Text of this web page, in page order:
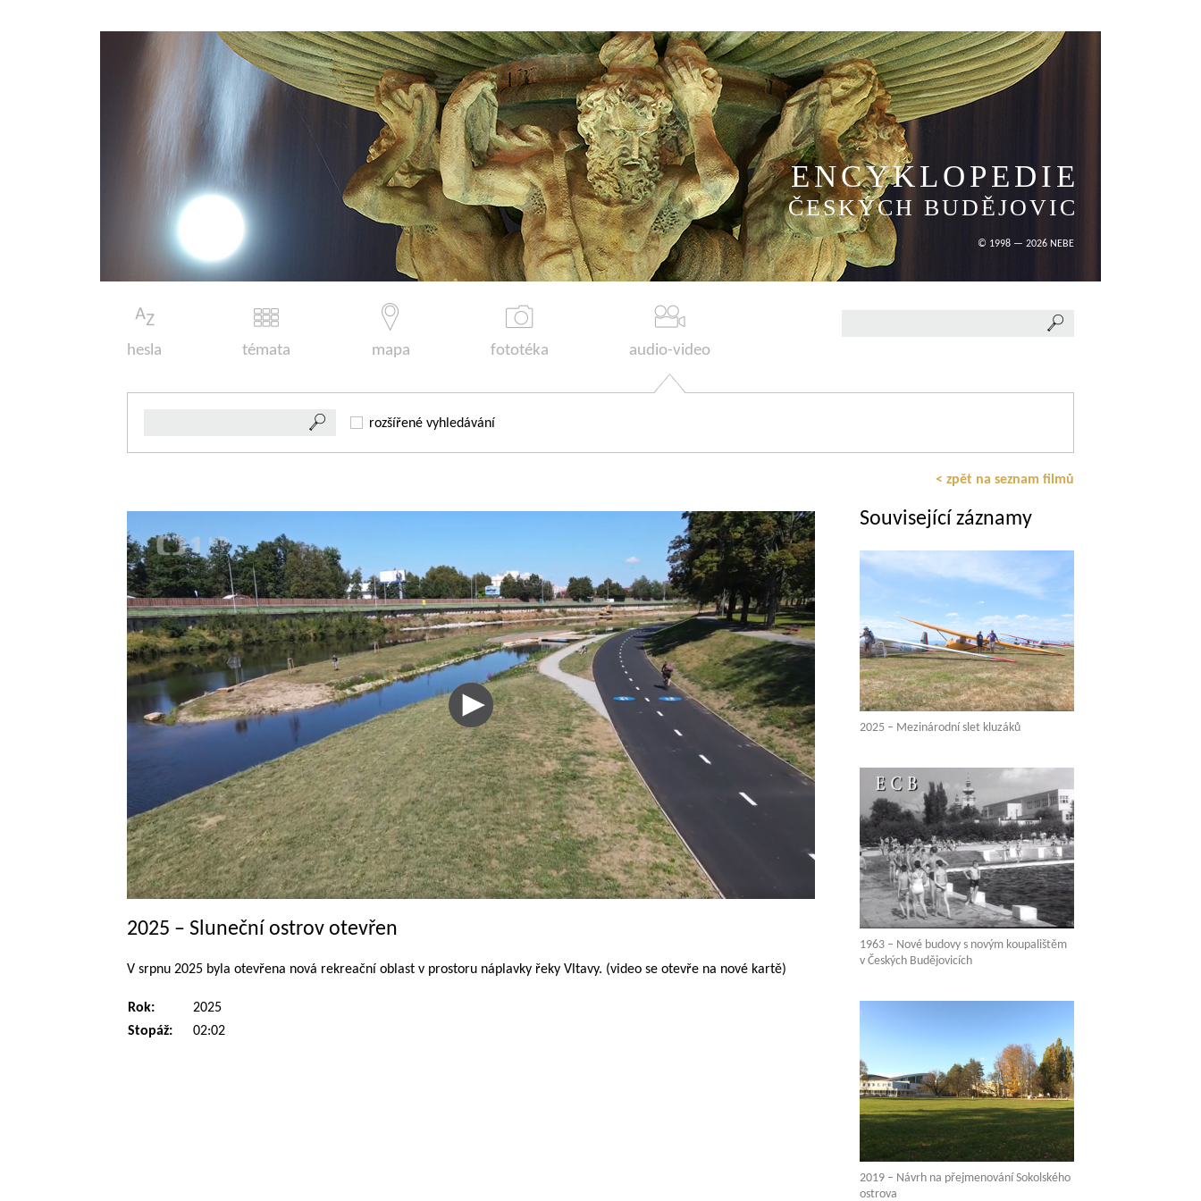
ENCYKLOPEDIE
ČESKÝCH BUDĚJOVIC
© 1998 — 2026 NEBE
hesla témata mapa fototéka audio-video
rozšířené vyhledávání
< zpět na seznam filmů
2025 – Sluneční ostrov otevřen
V srpnu 2025 byla otevřena nová rekreační oblast v prostoru náplavky řeky Vltavy. (video se otevře na nové kartě)
Rok:
2025
Stopáž:
02:02
Související záznamy
2025 – Mezinárodní slet kluzáků
1963 – Nové budovy s novým koupalištěm
v Českých Budějovicích
2019 – Návrh na přejmenování Sokolského
ostrova